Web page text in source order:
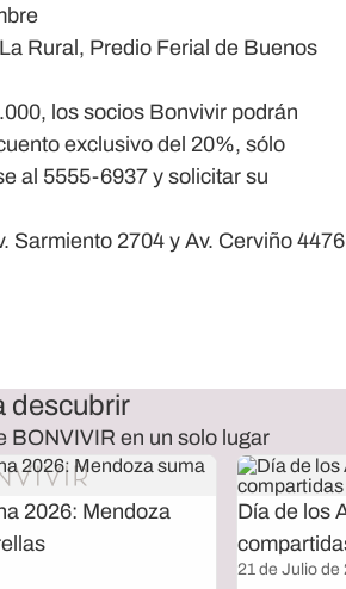
Rural, Predio Ferial de Buenos
los socios Bonvivir podrán
exclusivo del 20%, sólo
al 5555-6937 y solicitar su
Sarmiento 2704 y Av. Cerviño 4476
descubrir
BONVIVIR en un solo lugar
2026: Mendoza
Día de los
21 de Julio de